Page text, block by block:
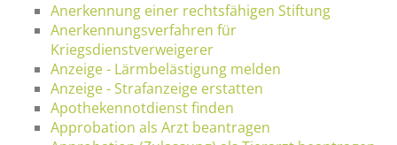
Anerkennung einer rechtsfähigen Stiftung
Anerkennungsverfahren für
Kriegsdienstverweigerer
Anzeige - Lärmbelästigung melden
Anzeige - Strafanzeige erstatten
Apothekennotdienst finden
Approbation als Arzt beantragen